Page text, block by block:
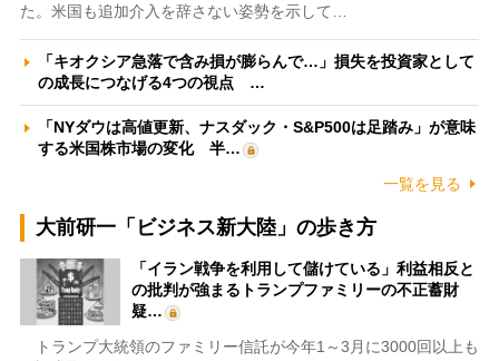
た。米国も追加介入を辞さない姿勢を示して…
「キオクシア急落で含み損が膨らんで…」損失を投資家として
の成長につなげる4つの視点 …
「NYダウは高値更新、ナスダック・S&P500は足踏み」が意味
する米国株市場の変化 半…
一覧を見る
大前研一「ビジネス新大陸」の歩き方
「イラン戦争を利用して儲けている」利益相反と
の批判が強まるトランプファミリーの不正蓄財
疑…
トランプ大統領のファミリー信託が今年1～3月に3000回以上も